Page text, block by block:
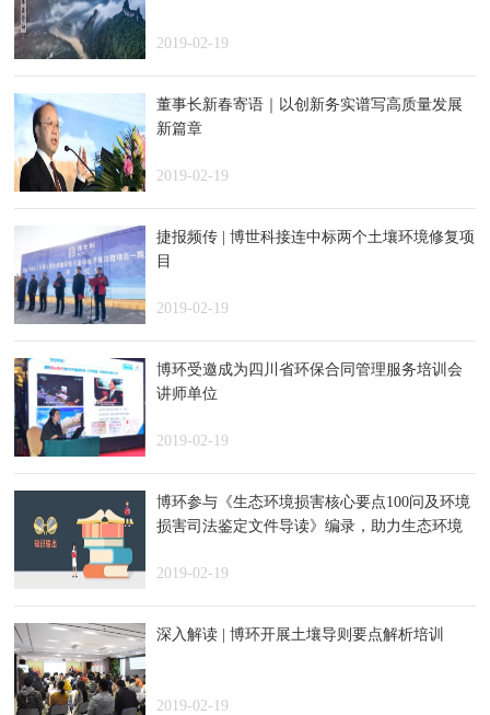
2019-02-19
董事长新春寄语｜以创新务实谱写高质量发展
新篇章
2019-02-19
捷报频传 | 博世科接连中标两个土壤环境修复项
目
2019-02-19
博环受邀成为四川省环保合同管理服务培训会
讲师单位
2019-02-19
博环参与《生态环境损害核心要点100问及环境
损害司法鉴定文件导读》编录，助力生态环境
2019-02-19
深入解读 | 博环开展土壤导则要点解析培训
2019-02-19